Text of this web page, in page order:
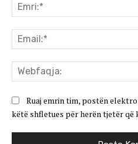
Ruaj emrin tim, postën
këtë shfletues për herën tjetër që